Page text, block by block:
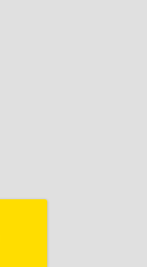
г,